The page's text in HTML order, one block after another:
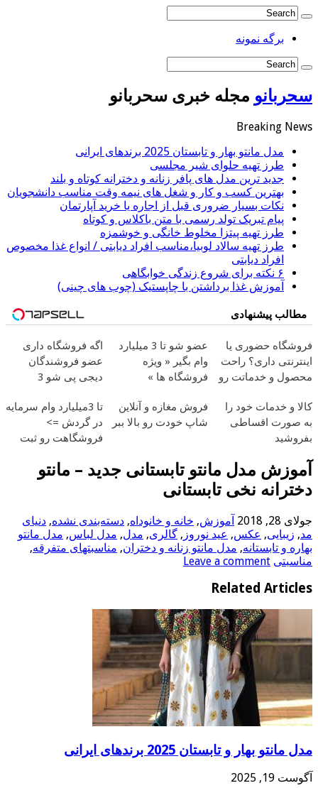
برگه نمونه
سحربانو مجله خبری سحربانو
Breaking News
مدل مانتو بهار و تابستان 2025 برندهای ایرانی
طرز تهیه حلوای شیر مجلسی
جدید ترین مدل های پافر زنانه و دخترانه کوتاه و بلند
بهترین کسب و کار و شغل های نیمه وقت مناسب دانشجویان
نکات بسیار ضروری قبل از اجاره یا خرید آپارتمان
پیام تبریک تولد رسمی با متن باکلاس و کوتاه
طرز تهیه پیتزا مخلوط خانگی و خوشمزه
طرز تهیه سالاد لوبیا،مناسب افراد دیابتی / انواع غذا مخصوص
افراد دیابتی
۶ نکته برای شروع زندگی خوابگاهی
آموزش غذا برداشتن با چاپستیک (چوب های چینی)
مطالب پیشنهادی
فروشگاه حضوری یا
اینترنتی داری؟ راحت
محصول و خدماتت رو
عضو شو تا 3 میلیارد
وام بگیر « ویژه
فروشگاه ها »
اگه فروشگاه داری
عضو فروشندگان
دیجی پی شو 3
کالا و خدمات خود را
به صورت اقساطی
بفروشید
فروش مغازه و آنلاین
شاپ خودت رو بالا ببر
تا 3میلیارد وام سرمایه
در گردش =>
فروشگاهت رو ثبت
آموزش مدل مانتو تابستانی جدید – مانتو
دخترانه نخی تابستانی
جولای 28, 2018 آموزش, خانه و خانوداه, دسته‌بندی نشده, دنیای
مد, زیبایی, عکس, عید نوروز , گالری, مدل, مدل لباس, مدل مانتو
بهاره و تابستانه, مدل مانتو زنانه و دختران, مناسبتهای متفرقه,
مناسبتی Leave a comment
Related Articles
مدل مانتو بهار و تابستان 2025 برندهای ایرانی
آگوست 19, 2025